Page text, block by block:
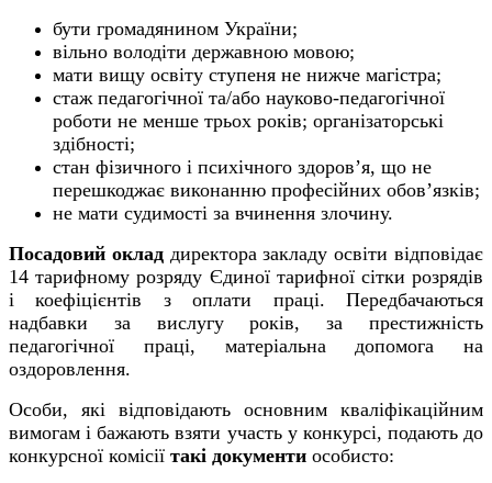
бути громадянином України;
вільно володіти державною мовою;
мати вищу освіту ступеня не нижче магістра;
стаж педагогічної та/або науково-педагогічної
роботи не менше трьох років; організаторські
здібності;
стан фізичного і психічного здоров’я, що не
перешкоджає виконанню професійних обов’язків;
не мати судимості за вчинення злочину.
Посадовий окладдиректора закладу освіти відповідає
14 тарифному розряду Єдиної тарифної сітки розрядів
і коефіцієнтів з оплати праці. Передбачаються
надбавки за вислугу років, за престижність
педагогічної праці, матеріальна допомога на
оздоровлення.
Особи, які відповідають основним кваліфікаційним
вимогам і бажають взяти участь у конкурсі, подають до
конкурсної комісії такі документи особисто: